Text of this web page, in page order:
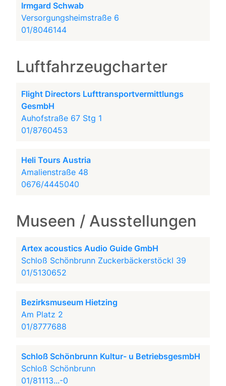
Irmgard Schwab
Versorgungsheimstraße 6
01/8046144
Luftfahrzeugcharter
Flight Directors Lufttransportvermittlungs
GesmbH
Auhofstraße 67 Stg 1
01/8760453
Heli Tours Austria
Amalienstraße 48
0676/4445040
Museen / Ausstellungen
Artex acoustics Audio Guide GmbH
Schloß Schönbrunn Zuckerbäckerstöckl 39
01/5130652
Bezirksmuseum Hietzing
Am Platz 2
01/8777688
Schloß Schönbrunn Kultur- u BetriebsgesmbH
Schloß Schönbrunn
01/81113...-0